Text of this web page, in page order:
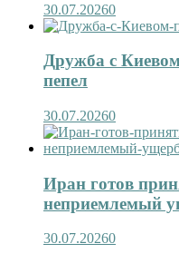
30.07.20260
Дружба с
пепел
30.07.20260
Иран готов
неприемлемый
30.07.20260